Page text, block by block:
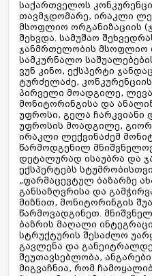
საქართველოს
თავმჯდომარე, ირაკლი
მსოფლიო ორგანიზაციის
შეხვდა. სამუშაო
ჯანმრთელობის მსოფლიო
სამკურნალო
ვუნ კინო, ექსპერტი
ტურძელაძე,
პირველი მოადგილე,
მონიტორინგისა და
უფროსი, გელა ჩარკვიანი
უფროსის მოადგილე,
ირაკლი ლექვინაძემ
წარმოდგენილ
დეტალურად ისაუბრა და
ექსპერტებს
„ფარმაცევტულ ბაზარზე
განსაზღვრისა და
მიზნით, მონიტორინგის
წარმოვადგინეთ.
ბაზრის მაღალი
სტრუქტურის შესაძლო
გავლენა და
შეუთავსებლობა,
მიგვაჩნია, რომ